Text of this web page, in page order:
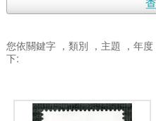
您依關鍵字 ，類別 ，主題 ，年度
下: